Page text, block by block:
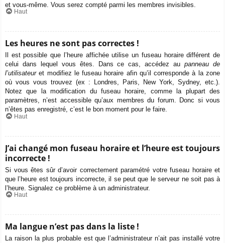
et vous-même. Vous serez compté parmi les membres invisibles.
Haut
Les heures ne sont pas correctes !
Il est possible que l’heure affichée utilise un fuseau horaire différent de
celui dans lequel vous êtes. Dans ce cas, accédez aupanneau de
l’utilisateuret modifiez le fuseau horaire afin qu’il corresponde à la zone
où vous vous trouvez (ex : Londres, Paris, New York, Sydney, etc.).
Notez que la modification du fuseau horaire, comme la plupart des
paramètres, n’est accessible qu’aux membres du forum. Donc si vous
n’êtes pas enregistré, c’est le bon moment pour le faire.
Haut
J’ai changé mon fuseau horaire et l’heure est toujours
incorrecte !
Si vous êtes sûr d’avoir correctement paramétré votre fuseau horaire et
que l’heure est toujours incorrecte, il se peut que le serveur ne soit pas à
l’heure. Signalez ce problème à un administrateur.
Haut
Ma langue n’est pas dans la liste !
La raison la plus probable est que l’administrateur n’ait pas installé votre